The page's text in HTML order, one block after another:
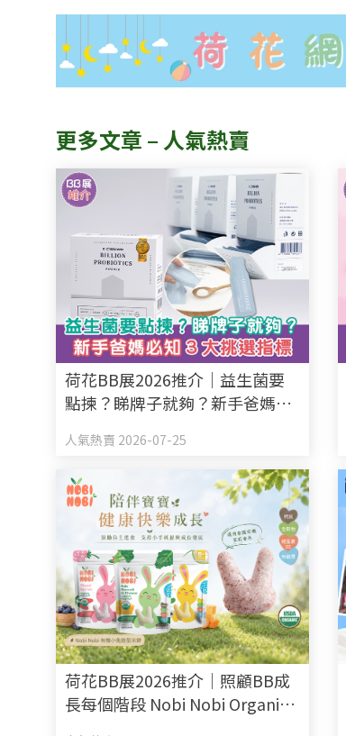
更多文章 – 人氣熱賣
荷花BB展2026推介｜益生菌要
點揀？睇牌子就夠？新手爸媽必
人氣熱賣 2026-07-25
荷花BB展2026推介｜照顧BB成
長每個階段 Nobi Nobi Organic